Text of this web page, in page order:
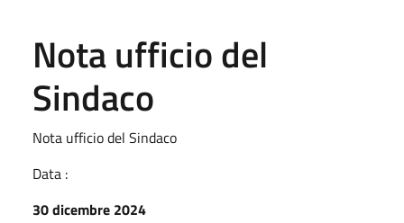
Nota ufficio del
Sindaco
Nota ufficio del Sindaco
Data :
30 dicembre 2024